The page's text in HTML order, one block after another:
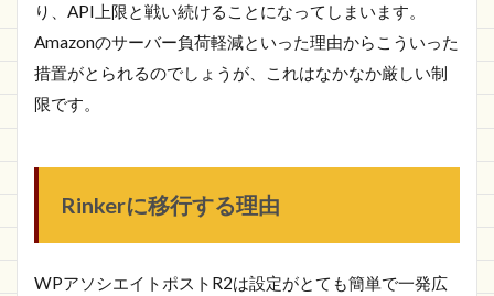
り、API上限と戦い続けることになってしまいます。
Amazonのサーバー負荷軽減といった理由からこういった
措置がとられるのでしょうが、これはなかなか厳しい制
限です。
Rinkerに移行する理由
WPアソシエイトポストR2は設定がとても簡単で一発広